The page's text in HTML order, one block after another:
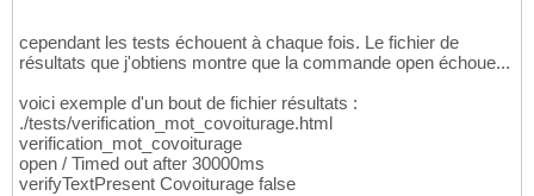
cependant les tests échouent à chaque fois. Le fichier de
résultats que j'obtiens montre que la commande open échoue...
voici exemple d'un bout de fichier résultats :
./tests/verification_mot_covoiturage.html
verification_mot_covoiturage
open / Timed out after 30000ms
verifyTextPresent Covoiturage false